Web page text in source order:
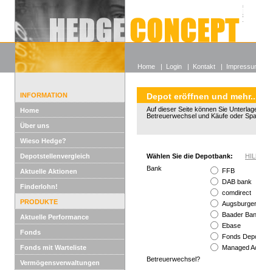
Alle
INFORMATION
Home
Über uns
Wieso Hedge?
Depotstellenvergleich
Aktuelle Aktionen
Finderlohn!
PRODUKTE
Aktuelle Performance
Fonds
Fonds mit Warteliste
Vermögensverwaltungen
Depot eröffnen und
Auf dieser Seite können Sie
Betreuerwechsel und Käufe oder
Wählen Sie die Depotbank:
Bank
FFB
DAB bank
comdirect
Baader
Ebase
Fonds
Managed
Betreuerwechsel?
Home | Login | Kontakt |